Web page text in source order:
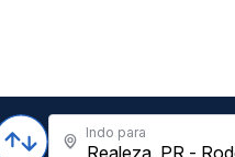
Indo para